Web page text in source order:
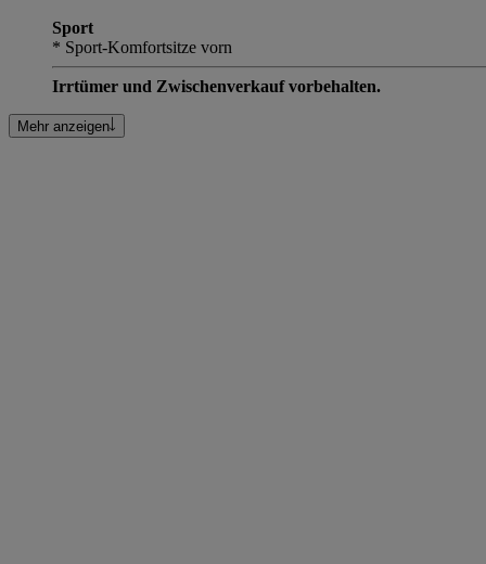
Sport
* Sport-Komfortsitze vorn
Irrtümer und Zwischenverkauf vorbehalten.
Mehr anzeigen